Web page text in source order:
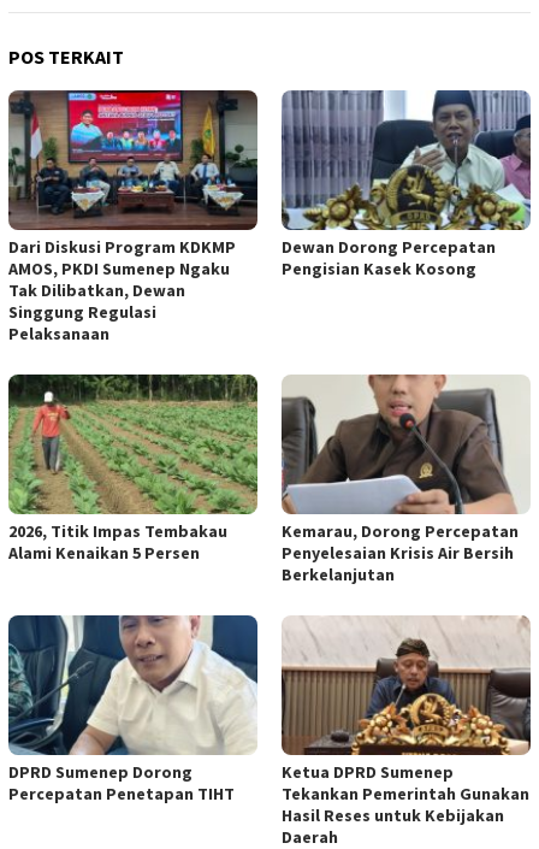
POS TERKAIT
Dari Diskusi Program KDKMP
AMOS, PKDI Sumenep Ngaku
Tak Dilibatkan, Dewan
Singgung Regulasi
Pelaksanaan
Dewan Dorong Percepatan
Pengisian Kasek Kosong
2026, Titik Impas Tembakau
Alami Kenaikan 5 Persen
Kemarau, Dorong Percepatan
Penyelesaian Krisis Air Bersih
Berkelanjutan
DPRD Sumenep Dorong
Percepatan Penetapan TIHT
Ketua DPRD Sumenep
Tekankan Pemerintah Gunakan
Hasil Reses untuk Kebijakan
Daerah